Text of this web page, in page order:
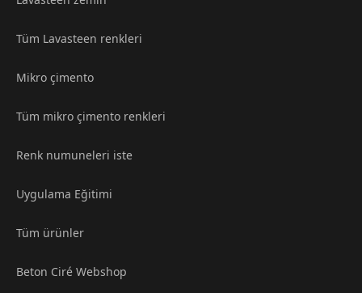
Tüm Lavasteen renkleri
Mikro çimento
Tüm mikro çimento renkleri
Renk numuneleri iste
Uygulama Eğitimi
Tüm ürünler
Beton Ciré Webshop